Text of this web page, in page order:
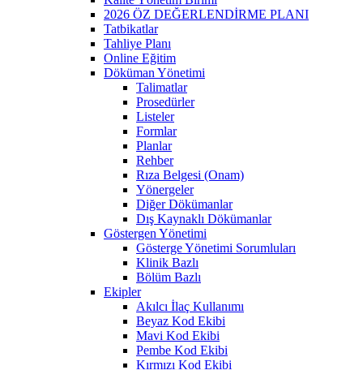
2026 ÖZ DEĞERLENDİRME PLANI
Tatbikatlar
Tahliye Planı
Online Eğitim
Döküman Yönetimi
Talimatlar
Prosedürler
Listeler
Formlar
Planlar
Rehber
Rıza Belgesi (Onam)
Yönergeler
Diğer Dökümanlar
Dış Kaynaklı Dökümanlar
Göstergen Yönetimi
Gösterge Yönetimi Sorumluları
Klinik Bazlı
Bölüm Bazlı
Ekipler
Akılcı İlaç Kullanımı
Beyaz Kod Ekibi
Mavi Kod Ekibi
Pembe Kod Ekibi
Kırmızı Kod Ekibi